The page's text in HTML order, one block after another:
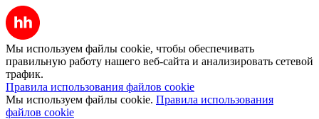
Мы используем файлы cookie, чтобы обеспечивать
правильную работу нашего веб-сайта и анализировать сетевой
трафик.
Правила использования файлов cookie
Мы используем файлы cookie. Правила использования
файлов cookie